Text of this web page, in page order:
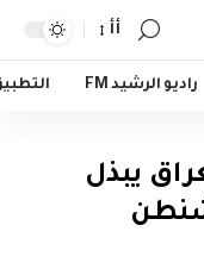
أأ
راديو الرشيد FM
يبذل